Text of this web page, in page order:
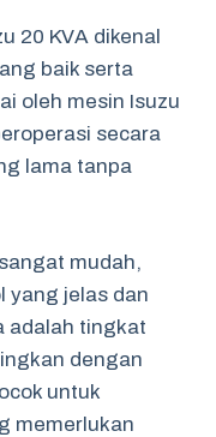
20 KVA dikenal
baik serta
oleh mesin Isuzu
secara
lama tanpa
mudah,
yang jelas dan
adalah tingkat
dengan
untuk
memerlukan